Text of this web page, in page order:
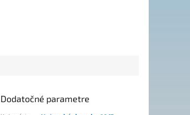
Dodatočné parametre